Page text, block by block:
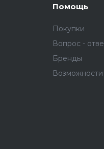
Помощь
Покупки
Вопрос -
Бренды
Возможности